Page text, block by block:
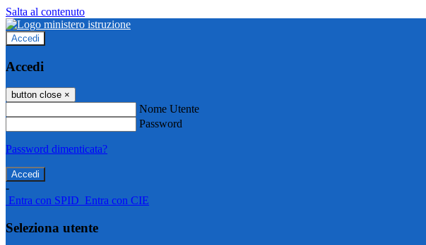
Salta al contenuto
Accedi
Accedi
button close ×
Nome Utente
Password
Password dimenticata?
-
Entra con SPID Entra con CIE
Seleziona utente